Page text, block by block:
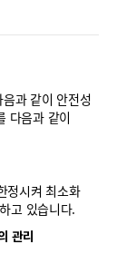
과 같이 안전성
다음과 같이
정시켜 최소화
고 있습니다.
관리